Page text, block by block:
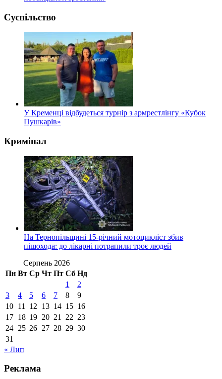
Суспільство
У Кременці відбудеться турнір з армрестлінгу «Кубок
Пушкарів»
Кримінал
На Тернопільщині 15-річний мотоцикліст збив
пішохода: до лікарні потрапили троє людей
Серпень 2026
Пн Вт Ср Чт Пт Сб Нд
1
2
3
4 5 6 7 8
9
10 11 12 13 14 15 16
17 18 19 20 21 22 23
24 25 26 27 28 29 30
31
« Лип
Реклама